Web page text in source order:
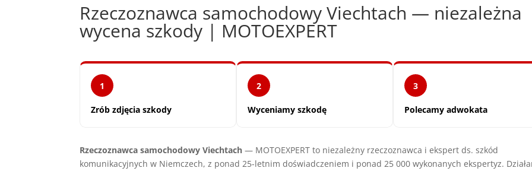
Rzeczoznawca samochodowy Viechtach — niezależna
wycena szkody | MOTOEXPERT
1
Zrób zdjęcia szkody
2
Wyceniamy szkodę
3
Polecamy adwokata
Rzeczoznawca samochodowy Viechtach — MOTOEXPERT to niezależny rzeczoznawca i ekspert ds. szkód
komunikacyjnych w Niemczech, z ponad 25-letnim doświadczeniem i ponad 25 000 wykonanych ekspertyz.